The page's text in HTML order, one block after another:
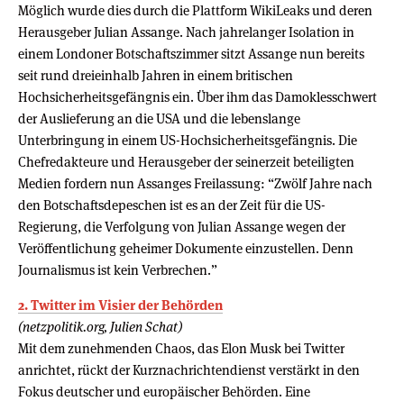
Möglich wurde dies durch die Plattform WikiLeaks und deren
Herausgeber Julian Assange. Nach jahrelanger Isolation in
einem Londoner Botschaftszimmer sitzt Assange nun bereits
seit rund dreieinhalb Jahren in einem britischen
Hochsicherheitsgefängnis ein. Über ihm das Damoklesschwert
der Auslieferung an die USA und die lebenslange
Unterbringung in einem US-Hochsicherheitsgefängnis. Die
Chefredakteure und Herausgeber der seinerzeit beteiligten
Medien fordern nun Assanges Freilassung: “Zwölf Jahre nach
den Botschaftsdepeschen ist es an der Zeit für die US-
Regierung, die Verfolgung von Julian Assange wegen der
Veröffentlichung geheimer Dokumente einzustellen. Denn
Journalismus ist kein Verbrechen.”
2. Twitter im Visier der Behörden
(netzpolitik.org, Julien Schat)
Mit dem zunehmenden Chaos, das Elon Musk bei Twitter
anrichtet, rückt der Kurznachrichtendienst verstärkt in den
Fokus deutscher und europäischer Behörden. Eine